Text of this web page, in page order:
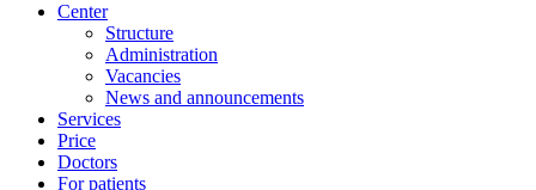
Center
Structure
Administration
Vacancies
News and announcements
Services
Price
Doctors
For patients